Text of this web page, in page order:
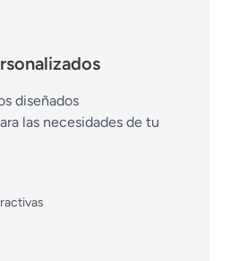
diseñados
las necesidades de tu